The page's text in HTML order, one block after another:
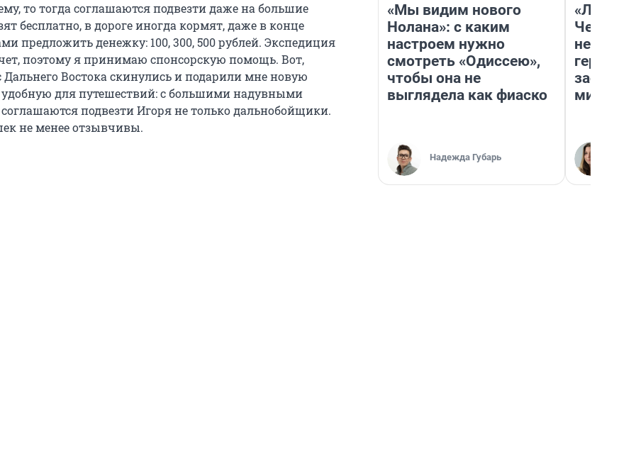
то тогда соглашаются подвезти даже на большие
бесплатно, в дороге иногда кормят, даже в конце
предложить денежку: 100, 300, 500 рублей. Экспедиция
поэтому я принимаю спонсорскую помощь. Вот,
Дальнего Востока скинулись и подарили мне новую
удобную для путешествий: с большими надувными
соглашаются подвезти Игоря не только дальнобойщики.
не менее отзывчивы.
«Мы видим нового
Нолана»: с каким
настроем нужно
смотреть «Одиссею»,
чтобы она не
выглядела как фиаско
Надежда Губарь
Чем
герои